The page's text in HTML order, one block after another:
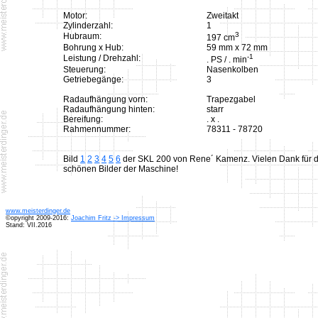
Motor:
Zweitakt
Zylinderzahl:
1
Hubraum:
197 cm3
Bohrung x Hub:
59 mm x 72 mm
Leistung / Drehzahl:
. PS / . min-1
Steuerung:
Nasenkolben
Getriebegänge:
3
Radaufhängung vorn:
Trapezgabel
Radaufhängung hinten:
starr
Bereifung:
. x .
Rahmennummer:
78311 - 78720
Bild 1 2 3 4 5 6 der SKL 200 von Rene´ Kamenz. Vielen Dank für
schönen Bilder der Maschine!
www.meisterdinger.de
©opyright 2009-2016: Joachim Fritz -> Impressum
Stand: VII.2016